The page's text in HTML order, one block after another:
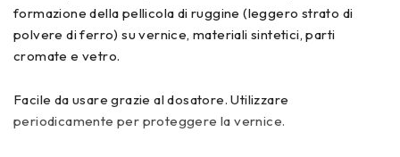
formazione della pellicola di ruggine (leggero strato di
polvere di ferro) su vernice, materiali sintetici, parti
cromate e vetro.
Facile da usare grazie al dosatore. Utilizzare
periodicamente per proteggere la vernice.